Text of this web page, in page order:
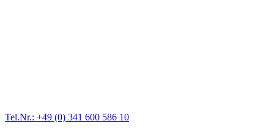
Tel.Nr.: +49 (0) 341 600 586 10